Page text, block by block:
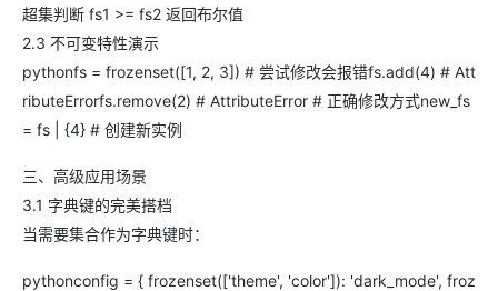
超集判断 fs1 >= fs2 返回布尔值
2.3 不可变特性演示
pythonfs = frozenset([1, 2, 3]) # 尝试修改会报错fs.add(4) # Att
ributeErrorfs.remove(2) # AttributeError # 正确修改方式new_fs
= fs | {4} # 创建新实例
三、高级应用场景
3.1 字典键的完美搭档
当需要集合作为字典键时：
pythonconfig = { frozenset(['theme', 'color']): 'dark_mode', froz